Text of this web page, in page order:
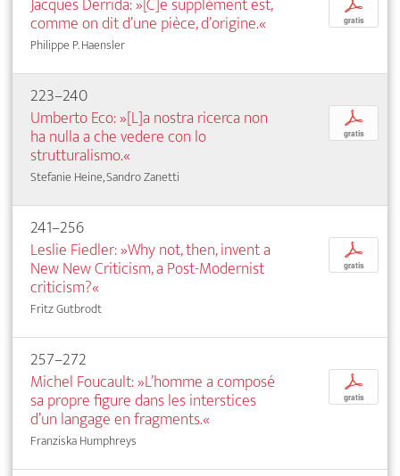
comme on dit d’une pièce, d’origine.«
Philippe P. Haensler
p
gratis
223–240
Umberto Eco: »[L]a nostra ricerca non
ha nulla a che vedere con lo
strutturalismo.«
Stefanie Heine, Sandro Zanetti
p
gratis
241–256
Leslie Fiedler: »Why not, then, invent a
New New Criticism, a Post-Modernist
criticism?«
Fritz Gutbrodt
p
gratis
257–272
Michel Foucault: »L’homme a composé
sa propre figure dans les interstices
d’un langage en fragments.«
Franziska Humphreys
p
gratis